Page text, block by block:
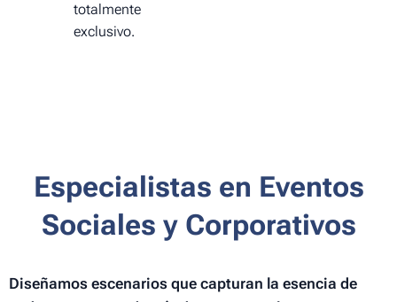
totalmente
exclusivo.
Especialistas en Eventos
Sociales y Corporativos
Diseñamos escenarios que capturan la esencia de